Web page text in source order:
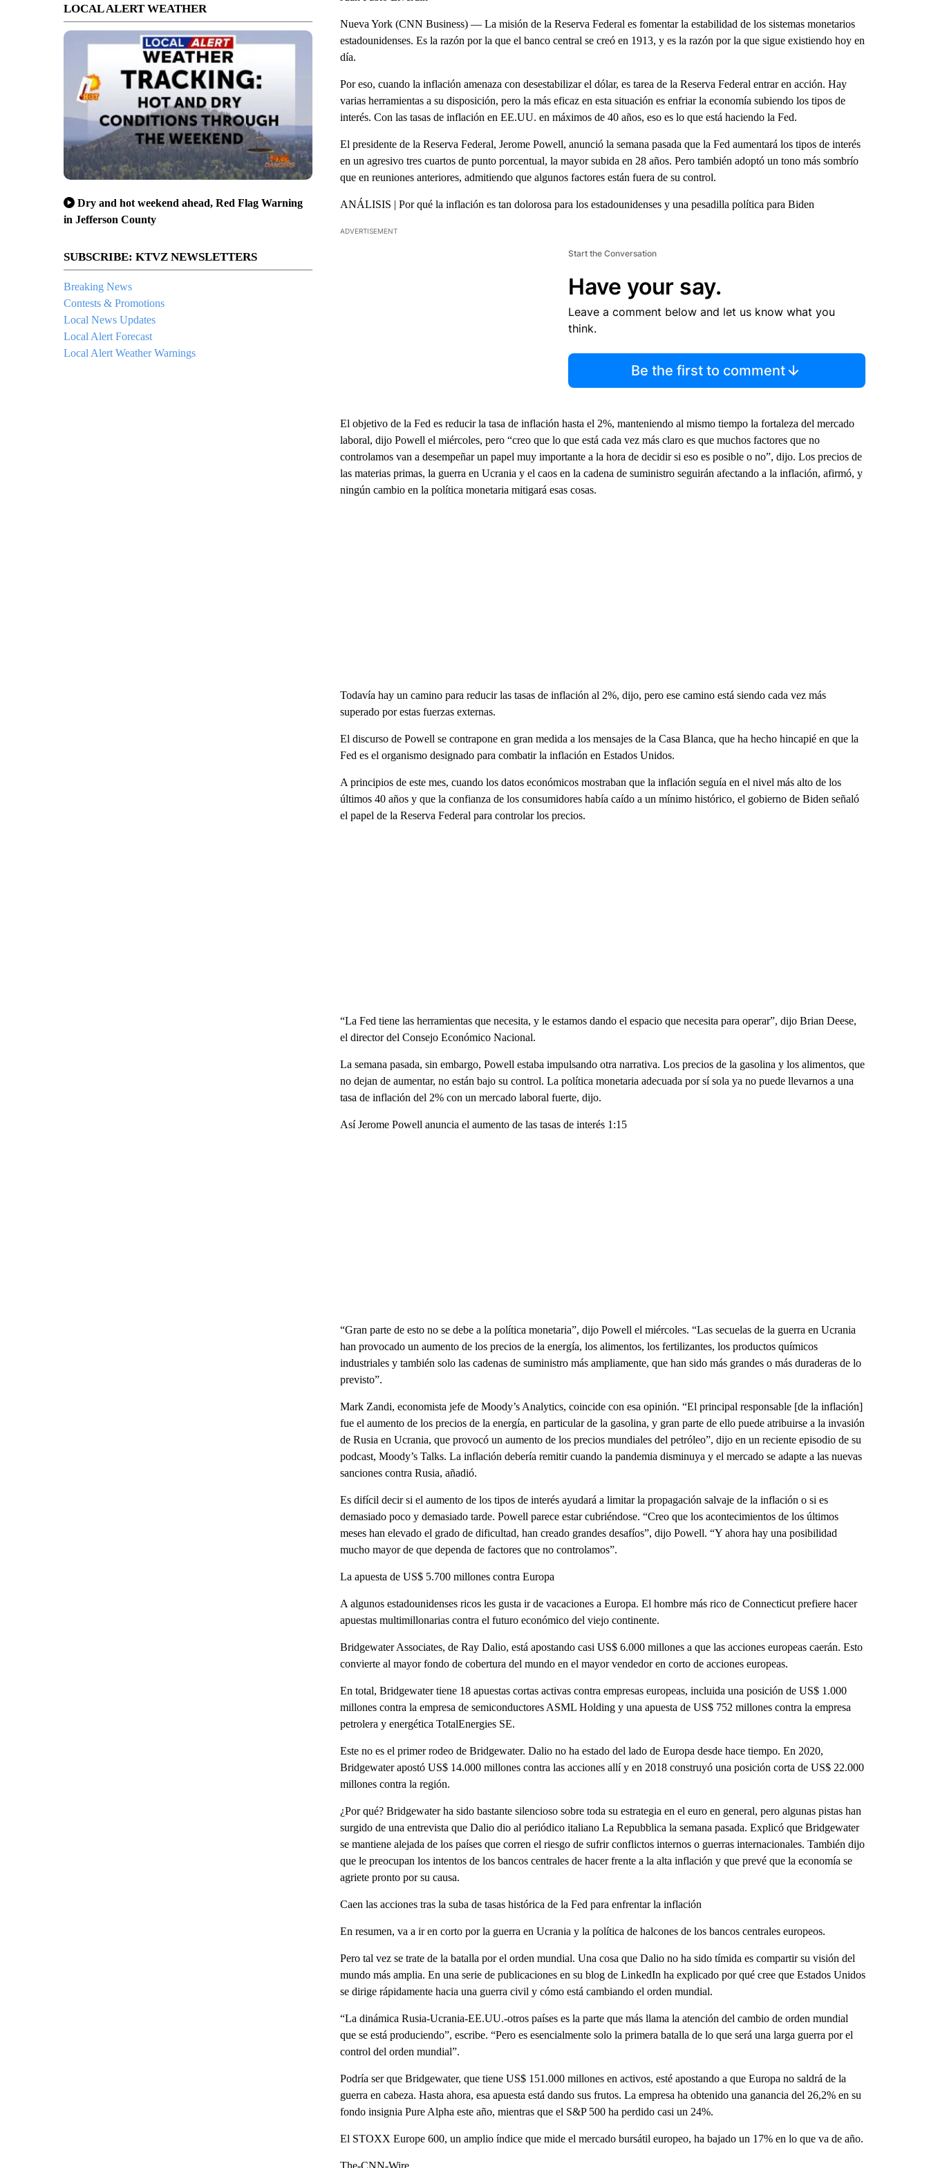
LOCAL ALERT WEATHER
Dry and hot weekend ahead, Red Flag Warning
in Jefferson County
SUBSCRIBE: KTVZ NEWSLETTERS
Breaking News
Contests & Promotions
Local News Updates
Local Alert Forecast
Local Alert Weather Warnings
Nueva York (CNN Business) — La misión de la Reserva Federal es fomentar la estabilidad de los sistemas monetarios
estadounidenses. Es la razón por la que el banco central se creó en 1913, y es la razón por la que sigue existiendo hoy en
día.
Por eso, cuando la inflación amenaza con desestabilizar el dólar, es tarea de la Reserva Federal entrar en acción. Hay
varias herramientas a su disposición, pero la más eficaz en esta situación es enfriar la economía subiendo los tipos de
interés. Con las tasas de inflación en EE.UU. en máximos de 40 años, eso es lo que está haciendo la Fed.
El presidente de la Reserva Federal, Jerome Powell, anunció la semana pasada que la Fed aumentará los tipos de interés
en un agresivo tres cuartos de punto porcentual, la mayor subida en 28 años. Pero también adoptó un tono más sombrío
que en reuniones anteriores, admitiendo que algunos factores están fuera de su control.
ANÁLISIS | Por qué la inflación es tan dolorosa para los estadounidenses y una pesadilla política para Biden
ADVERTISEMENT
Start the Conversation
Have your say.
Leave a comment below and let us know what you
think.
Be the first to comment
El objetivo de la Fed es reducir la tasa de inflación hasta el 2%, manteniendo al mismo tiempo la fortaleza del mercado
laboral, dijo Powell el miércoles, pero “creo que lo que está cada vez más claro es que muchos factores que no
controlamos van a desempeñar un papel muy importante a la hora de decidir si eso es posible o no”, dijo. Los precios de
las materias primas, la guerra en Ucrania y el caos en la cadena de suministro seguirán afectando a la inflación, afirmó, y
ningún cambio en la política monetaria mitigará esas cosas.
Todavía hay un camino para reducir las tasas de inflación al 2%, dijo, pero ese camino está siendo cada vez más
superado por estas fuerzas externas.
El discurso de Powell se contrapone en gran medida a los mensajes de la Casa Blanca, que ha hecho hincapié en que la
Fed es el organismo designado para combatir la inflación en Estados Unidos.
A principios de este mes, cuando los datos económicos mostraban que la inflación seguía en el nivel más alto de los
últimos 40 años y que la confianza de los consumidores había caído a un mínimo histórico, el gobierno de Biden señaló
el papel de la Reserva Federal para controlar los precios.
“La Fed tiene las herramientas que necesita, y le estamos dando el espacio que necesita para operar”, dijo Brian Deese,
el director del Consejo Económico Nacional.
La semana pasada, sin embargo, Powell estaba impulsando otra narrativa. Los precios de la gasolina y los alimentos, que
no dejan de aumentar, no están bajo su control. La política monetaria adecuada por sí sola ya no puede llevarnos a una
tasa de inflación del 2% con un mercado laboral fuerte, dijo.
Así Jerome Powell anuncia el aumento de las tasas de interés 1:15
“Gran parte de esto no se debe a la política monetaria”, dijo Powell el miércoles. “Las secuelas de la guerra en Ucrania
han provocado un aumento de los precios de la energía, los alimentos, los fertilizantes, los productos químicos
industriales y también solo las cadenas de suministro más ampliamente, que han sido más grandes o más duraderas de lo
previsto”.
Mark Zandi, economista jefe de Moody’s Analytics, coincide con esa opinión. “El principal responsable [de la inflación]
fue el aumento de los precios de la energía, en particular de la gasolina, y gran parte de ello puede atribuirse a la invasión
de Rusia en Ucrania, que provocó un aumento de los precios mundiales del petróleo”, dijo en un reciente episodio de su
podcast, Moody’s Talks. La inflación debería remitir cuando la pandemia disminuya y el mercado se adapte a las nuevas
sanciones contra Rusia, añadió.
Es difícil decir si el aumento de los tipos de interés ayudará a limitar la propagación salvaje de la inflación o si es
demasiado poco y demasiado tarde. Powell parece estar cubriéndose. “Creo que los acontecimientos de los últimos
meses han elevado el grado de dificultad, han creado grandes desafíos”, dijo Powell. “Y ahora hay una posibilidad
mucho mayor de que dependa de factores que no controlamos”.
La apuesta de US$ 5.700 millones contra Europa
A algunos estadounidenses ricos les gusta ir de vacaciones a Europa. El hombre más rico de Connecticut prefiere hacer
apuestas multimillonarias contra el futuro económico del viejo continente.
Bridgewater Associates, de Ray Dalio, está apostando casi US$ 6.000 millones a que las acciones europeas caerán. Esto
convierte al mayor fondo de cobertura del mundo en el mayor vendedor en corto de acciones europeas.
En total, Bridgewater tiene 18 apuestas cortas activas contra empresas europeas, incluida una posición de US$ 1.000
millones contra la empresa de semiconductores ASML Holding y una apuesta de US$ 752 millones contra la empresa
petrolera y energética TotalEnergies SE.
Este no es el primer rodeo de Bridgewater. Dalio no ha estado del lado de Europa desde hace tiempo. En 2020,
Bridgewater apostó US$ 14.000 millones contra las acciones allí y en 2018 construyó una posición corta de US$ 22.000
millones contra la región.
¿Por qué? Bridgewater ha sido bastante silencioso sobre toda su estrategia en el euro en general, pero algunas pistas han
surgido de una entrevista que Dalio dio al periódico italiano La Repubblica la semana pasada. Explicó que Bridgewater
se mantiene alejada de los países que corren el riesgo de sufrir conflictos internos o guerras internacionales. También dijo
que le preocupan los intentos de los bancos centrales de hacer frente a la alta inflación y que prevé que la economía se
agriete pronto por su causa.
Caen las acciones tras la suba de tasas histórica de la Fed para enfrentar la inflación
En resumen, va a ir en corto por la guerra en Ucrania y la política de halcones de los bancos centrales europeos.
Pero tal vez se trate de la batalla por el orden mundial. Una cosa que Dalio no ha sido tímida es compartir su visión del
mundo más amplia. En una serie de publicaciones en su blog de LinkedIn ha explicado por qué cree que Estados Unidos
se dirige rápidamente hacia una guerra civil y cómo está cambiando el orden mundial.
“La dinámica Rusia-Ucrania-EE.UU.-otros países es la parte que más llama la atención del cambio de orden mundial
que se está produciendo”, escribe. “Pero es esencialmente solo la primera batalla de lo que será una larga guerra por el
control del orden mundial”.
Podría ser que Bridgewater, que tiene US$ 151.000 millones en activos, esté apostando a que Europa no saldrá de la
guerra en cabeza. Hasta ahora, esa apuesta está dando sus frutos. La empresa ha obtenido una ganancia del 26,2% en su
fondo insignia Pure Alpha este año, mientras que el S&P 500 ha perdido casi un 24%.
El STOXX Europe 600, un amplio índice que mide el mercado bursátil europeo, ha bajado un 17% en lo que va de año.
The-CNN-Wire